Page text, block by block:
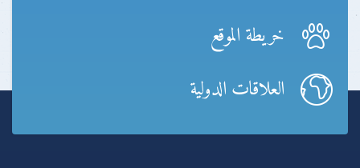
خريطة الموقع
العلاقات الدولية